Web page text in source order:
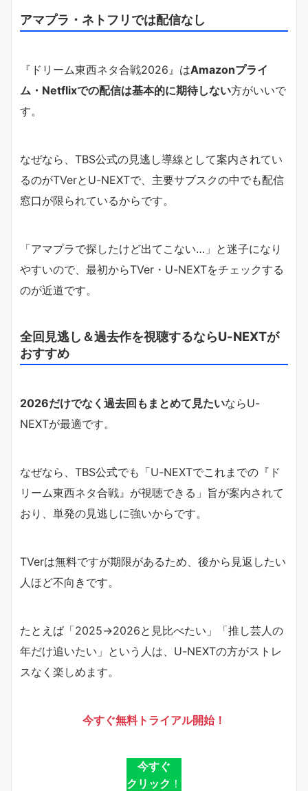
アマプラ・ネトフリでは配信なし
『ドリーム東西ネタ合戦2026』はAmazonプライ
ム・Netflixでの配信は基本的に期待しない方がいいで
す。
なぜなら、TBS公式の見逃し導線として案内されてい
るのがTVerとU-NEXTで、主要サブスクの中でも配信
窓口が限られているからです。
「アマプラで探したけど出てこない…」と迷子になり
やすいので、最初からTVer・U-NEXTをチェックする
のが近道です。
全回見逃し＆過去作を視聴するならU-NEXTが
おすすめ
2026だけでなく過去回もまとめて見たいならU-
NEXTが最適です。
なぜなら、TBS公式でも「U-NEXTでこれまでの『ド
リーム東西ネタ合戦』が視聴できる」旨が案内されて
おり、単発の見逃しに強いからです。
TVerは無料ですが期限があるため、後から見返したい
人ほど不向きです。
たとえば「2025→2026と見比べたい」「推し芸人の
年だけ追いたい」という人は、U-NEXTの方がストレ
スなく楽しめます。
今すぐ無料トライアル開始！
今すぐ
クリック ！